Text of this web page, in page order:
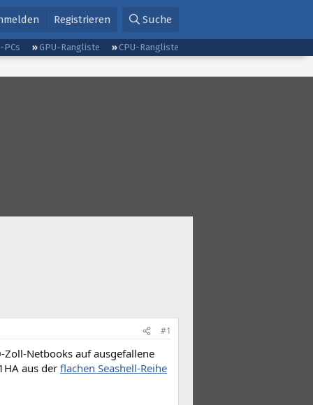
Registrieren Suche
PCs GPU-Rangliste
CPU-Rangliste
#1
Netbooks auf ausgefallene
aus der flachen Seashell-Reihe